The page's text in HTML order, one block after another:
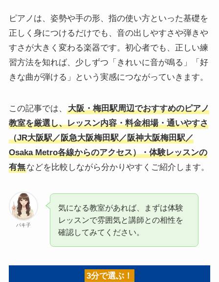
ピアノは、姿勢や手の形、指の使い方といった基礎を
正しく身につけるだけでも、音の出しやすさや弾きや
すさが大きく変わる楽器です。初心者でも、正しい練
習方法を知れば、少しずつ「きれいに音が鳴る」「好
きな曲が弾ける」という実感につながっていきます。
この記事では、
大阪・梅田駅周辺でおすすめのピアノ
教室を厳選し、レッスン内容・料金相場・通いやすさ
（JR大阪駅／阪急大阪梅田駅／阪神大阪梅田駅／
Osaka Metro各線からのアクセス）・体験レッスンの
有無などを比較しながら分かりやすくご紹介します。
パキ子
気になる教室があれば、まずは体験
レッスンで雰囲気と講師との相性を
確認してみてください。
3分で選ぶ！